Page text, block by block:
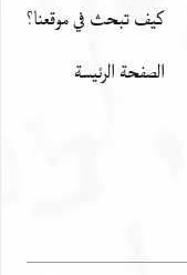
كيف تبحث في موقعنا؟
الصفحة الرئيسة